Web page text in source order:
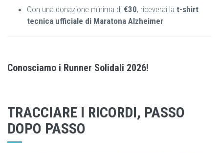
Con una donazione minima di €30, riceverai la t-shirt
tecnica ufficiale di Maratona Alzheimer
Conosciamo i Runner Solidali 2026!
TRACCIARE I RICORDI, PASSO
DOPO PASSO